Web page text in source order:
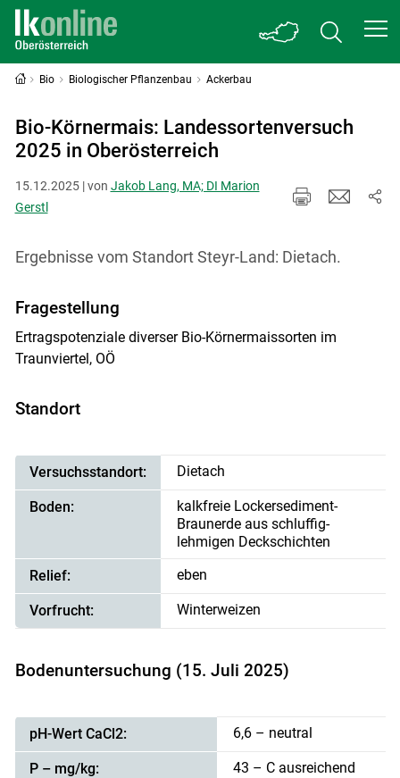
Bio Biologischer Pflanzenbau Ackerbau
Bio-Körnermais: Landessortenversuch
2025 in Oberösterreich
15.12.2025 | von Jakob Lang, MA; DI Marion
Gerstl
Ergebnisse vom Standort Steyr-Land: Dietach.
Fragestellung
Ertragspotenziale diverser Bio-Körnermaissorten im
Traunviertel, OÖ
Standort
Versuchsstandort: Dietach
Boden:
kalkfreie Lockersediment-
Braunerde aus schluffig-
lehmigen Deckschichten
Relief:
eben
Vorfrucht: Winterweizen
Bodenuntersuchung (15. Juli 2025)
pH-Wert CaCl2: 6,6 – neutral
P – mg/kg: 43 – C ausreichend